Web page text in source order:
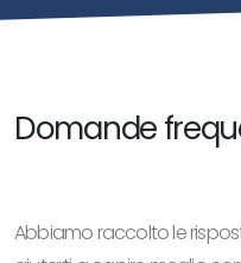
Domande
Abbiamo raccolto le